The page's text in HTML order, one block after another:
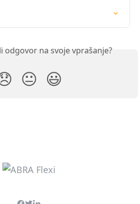
odgovor na svoje vprašanje?
😐 😃